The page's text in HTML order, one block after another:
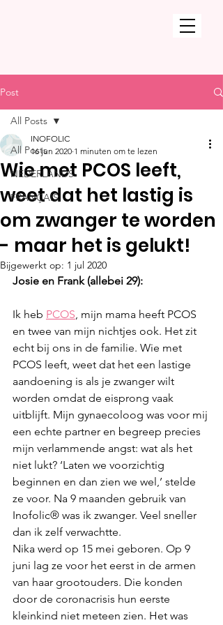
Post
All Posts
NEDERLANDS
FRANÇAIS
All Posts
Wie met PCOS leeft,
weet dat het lastig is
om zwanger te worden
- maar het is gelukt!
INOFOLIC
16 jun 2020 1 minuten om te lezen
Bijgewerkt op: 1 jul 2020
Josie en Frank (allebei 29):
Ik heb PCOS, mijn mama heeft PCOS
en twee van mijn nichtjes ook. Het zit
echt bij ons in de familie. Wie met
PCOS leeft, weet dat het een lastige
aandoening is als je zwanger wilt
worden omdat de eisprong vaak
uitblijft. Mijn gynaecoloog was voor mij
een echte partner en begreep precies
mijn verlammende angst: wat als het
niet lukt? ‘Laten we voorzichtig
beginnen en dan zien we wel,’ stelde
ze voor. Na 9 maanden gebruik van
Inofolic® was ik zwanger. Veel sneller
dan ik zelf verwachtte.
Nika werd op 15 mei geboren. Op 9
juni lag ze voor het eerst in de armen
van haar grootouders. Die konden
door de coronacrisis hun eerste
kleinkind niet meteen zien. Het was